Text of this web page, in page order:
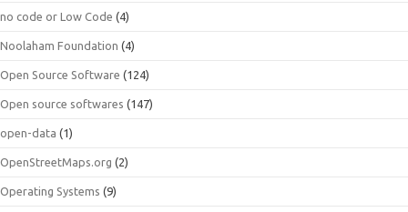
no code or Low Code (4)
Noolaham Foundation (4)
Open Source Software (124)
Open source softwares (147)
open-data (1)
OpenStreetMaps.org (2)
Operating Systems (9)